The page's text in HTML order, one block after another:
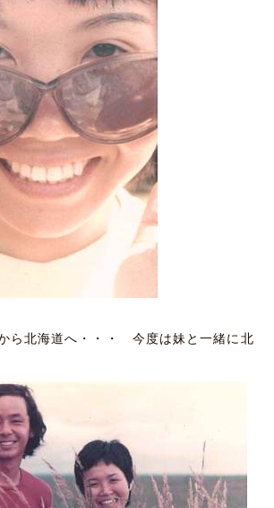
から北海道へ・・・ 今度は妹と一緒に北